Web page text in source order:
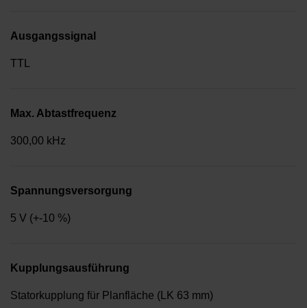
Ausgangssignal
TTL
Max. Abtastfrequenz
300,00 kHz
Spannungsversorgung
5 V (+-10 %)
Kupplungsausführung
Statorkupplung für Planfläche (LK 63 mm)